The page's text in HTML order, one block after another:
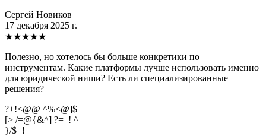
Сергей Новиков
17 декабря 2025 г.
★★★★★
Полезно, но хотелось бы больше конкретики по
инструментам. Какие платформы лучше использовать именно
для юридической ниши? Есть ли специализированные
решения?
?+!<@@ ^%<@]$
[> /=@{&^] ?=_! ^_
}/$=!